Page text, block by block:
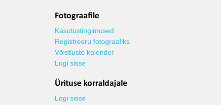
Fotograafile
Kasutustingimused
Registreeru fotograafiks
Võistluste kalender
Logi sisse
Ürituse korraldajale
Logi sisse